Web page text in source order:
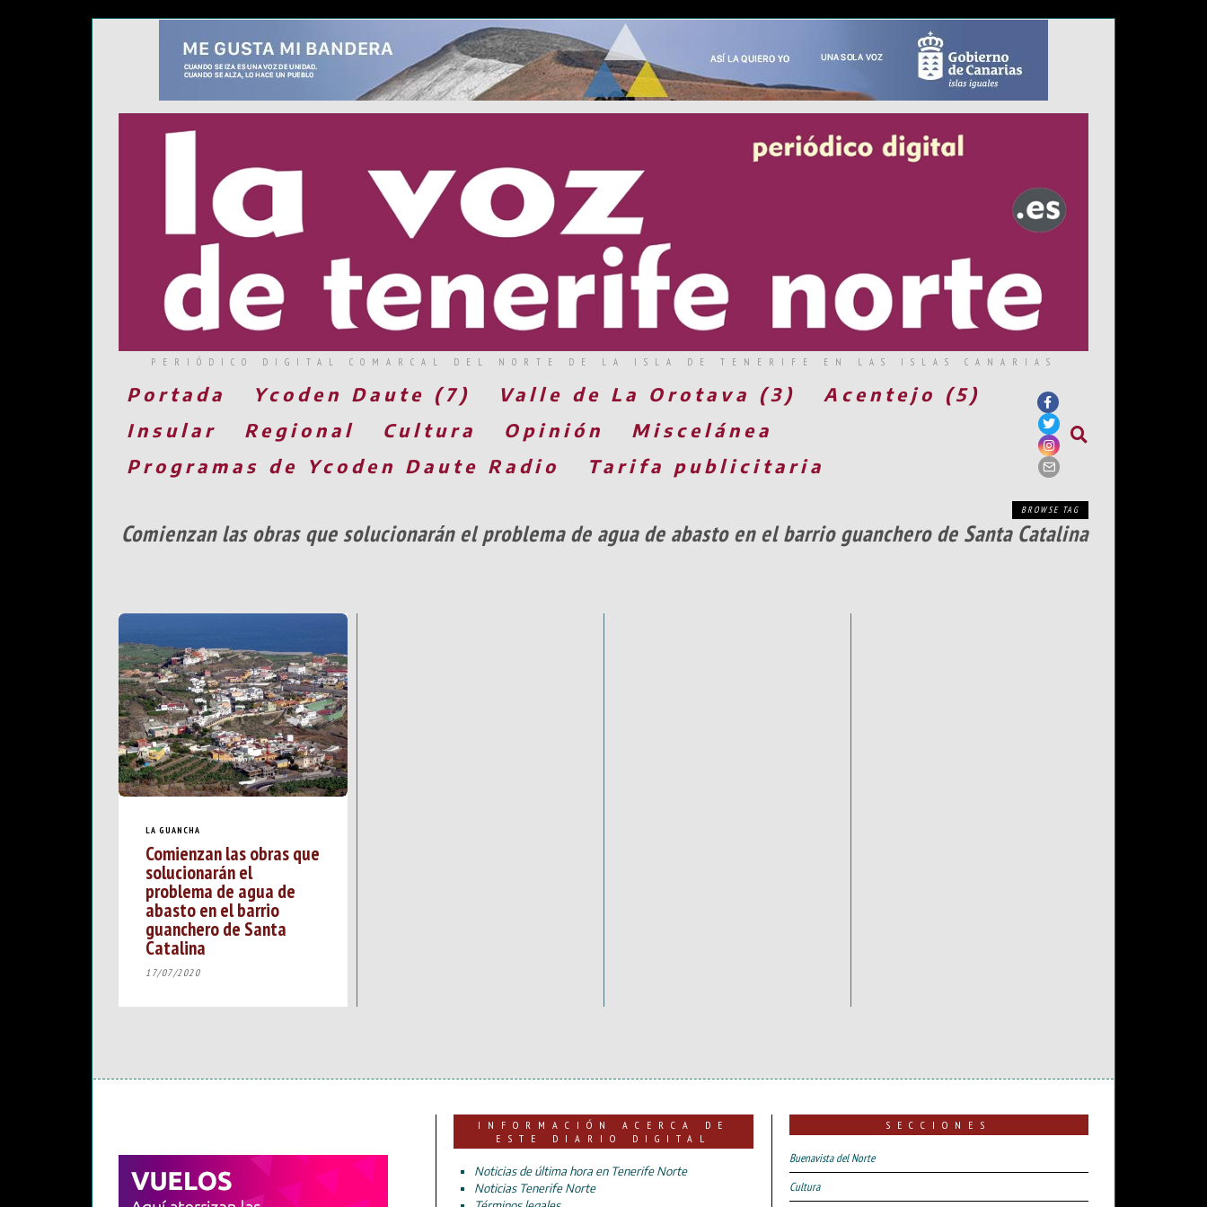
PERIÓDICO DIGITAL COMARCAL DEL NORTE DE LA ISLA DE TENERIFE EN LAS ISLAS CANARIAS
Portada Ycoden Daute (7) Valle de La Orotava (3)
Acentejo (5)
Insular
Regional Cultura Opinión
Miscelánea
Programas de Ycoden Daute Radio
Tarifa publicitaria
BROWSE TAG
Comienzan las obras que solucionarán el problema de agua de abasto en el barrio guanchero de Santa Catalina
LA GUANCHA
Comienzan las obras que
solucionarán el
problema de agua de
abasto en el barrio
guanchero de Santa
Catalina
17/07/2020
INFORMACIÓN ACERCA DE
ESTE DIARIO DIGITAL
Noticias de última hora en Tenerife Norte
Noticias Tenerife Norte
SECCIONES
Buenavista del Norte
Cultura